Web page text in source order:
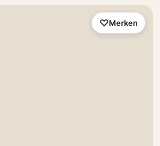
Merken